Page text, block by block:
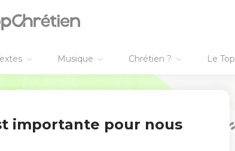
Musique Chrétien ? Le Top
!
importante pour nous